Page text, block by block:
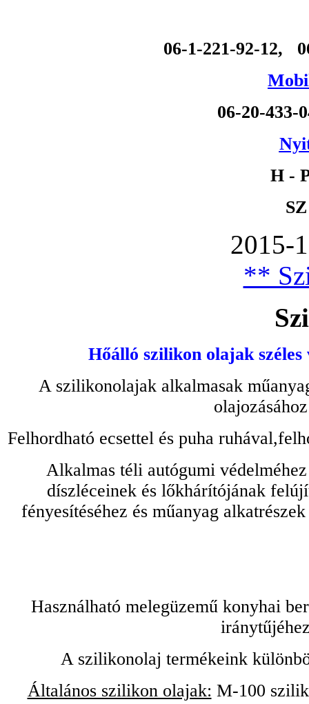
06-1-221-92-12,
06-20-
H -
2015-
**
Hőálló szilikon olajak
A szilikonolajak alkalmasak
Felhordható ecsettel és puha
Alkalmas téli autógumi
díszléceinek és lőkhárítójának
fényesítéséhez és műanyag
Használható melegüzemű konyhai
A szilikonolaj termékeink
Általános szilikon olajak: M-100